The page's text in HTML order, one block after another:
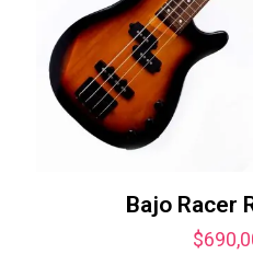
Bajo Racer
$